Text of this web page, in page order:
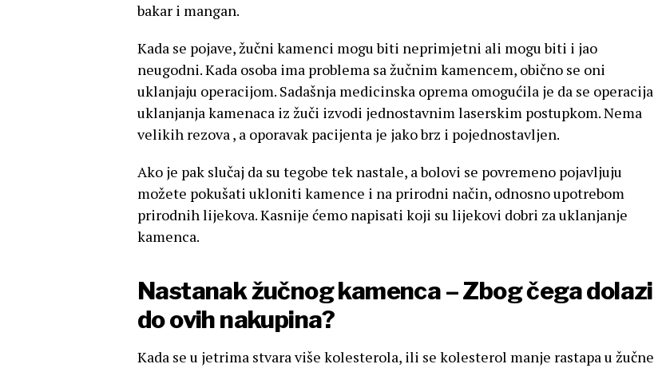
bakar i mangan.
Kada se pojave, žučni kamenci mogu biti neprimjetni ali mogu biti i jao
neugodni. Kada osoba ima problema sa žučnim kamencem, obično se oni
uklanjaju operacijom. Sadašnja medicinska oprema omogućila je da se operacija
uklanjanja kamenaca iz žuči izvodi jednostavnim laserskim postupkom. Nema
velikih rezova , a oporavak pacijenta je jako brz i pojednostavljen.
Ako je pak slučaj da su tegobe tek nastale, a bolovi se povremeno pojavljuju
možete pokušati ukloniti kamence i na prirodni način, odnosno upotrebom
prirodnih lijekova. Kasnije ćemo napisati koji su lijekovi dobri za uklanjanje
kamenca.
Nastanak žučnog kamenca – Zbog čega dolazi
do ovih nakupina?
Kada se u jetrima stvara više kolesterola, ili se kolesterol manje rastapa u žučne